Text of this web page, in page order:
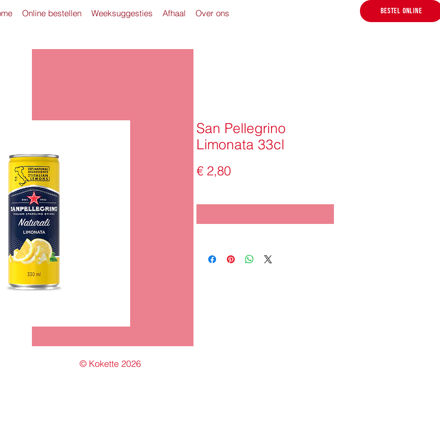
Online bestellen Weeksuggesties Afhaal Over ons BESTEL ONLINE
San Pellegrino
Limonata 33cl
€ 2,80Prijs
© Kokette 2026